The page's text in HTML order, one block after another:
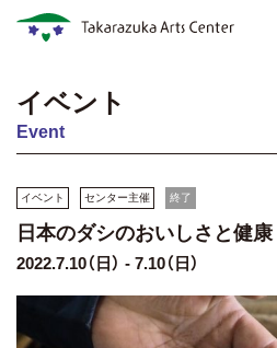
イベント
Event
イベント センター主催 終了
日本のダシのおいしさと健康
2022.7.10（日） - 7.10（日）